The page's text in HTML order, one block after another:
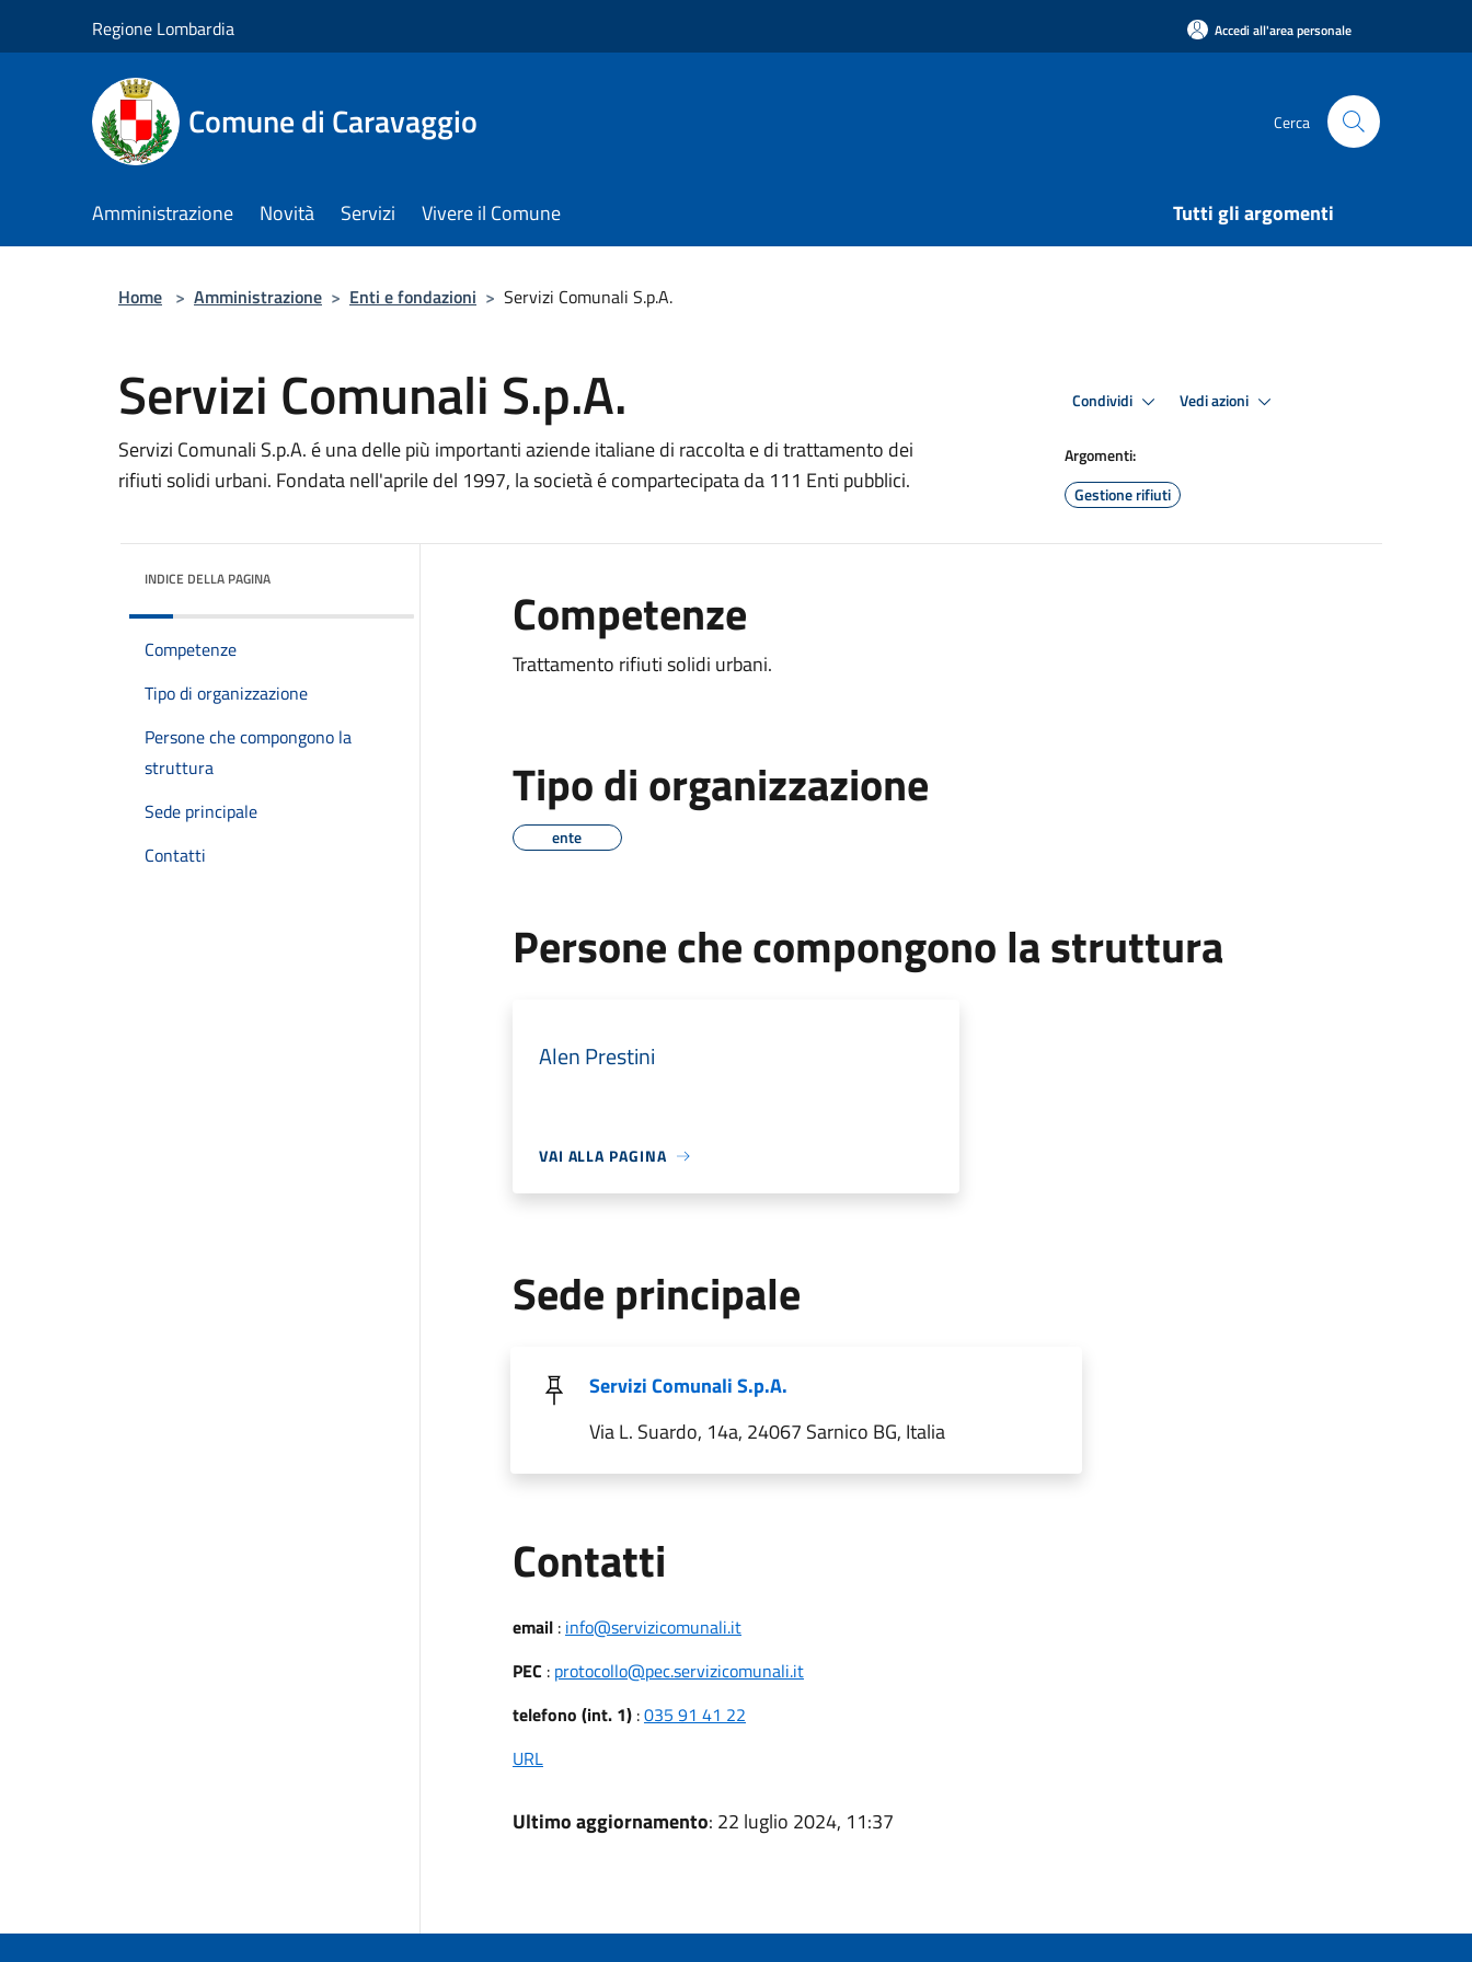
Regione Lombardia Accedi all'area personale
Comune di Caravaggio Cerca
Amministrazione Novità Servizi Vivere il Comune Tutti gli argomenti
Home > Amministrazione > Enti e fondazioni > Servizi Comunali S.p.A.
Servizi Comunali S.p.A.
Servizi Comunali S.p.A. é una delle più importanti aziende italiane di raccolta e di trattamento dei
rifiuti solidi urbani. Fondata nell'aprile del 1997, la società é compartecipata da 111 Enti pubblici.
Condividi Vedi azioni
Argomenti:
Gestione rifiuti
INDICE DELLA PAGINA
Competenze
Tipo di organizzazione
Persone che compongono la
struttura
Sede principale
Contatti
Competenze
Trattamento rifiuti solidi urbani.
Tipo di organizzazione
ente
Persone che compongono la struttura
Alen Prestini
VAI ALLA PAGINA
Sede principale
Servizi Comunali S.p.A.
Via L. Suardo, 14a, 24067 Sarnico BG, Italia
Contatti
email: info@servizicomunali.it
PEC : protocollo@pec.servizicomunali.it
telefono (int. 1):035 91 41 22
URL
Ultimo aggiornamento: 22 luglio 2024, 11:37